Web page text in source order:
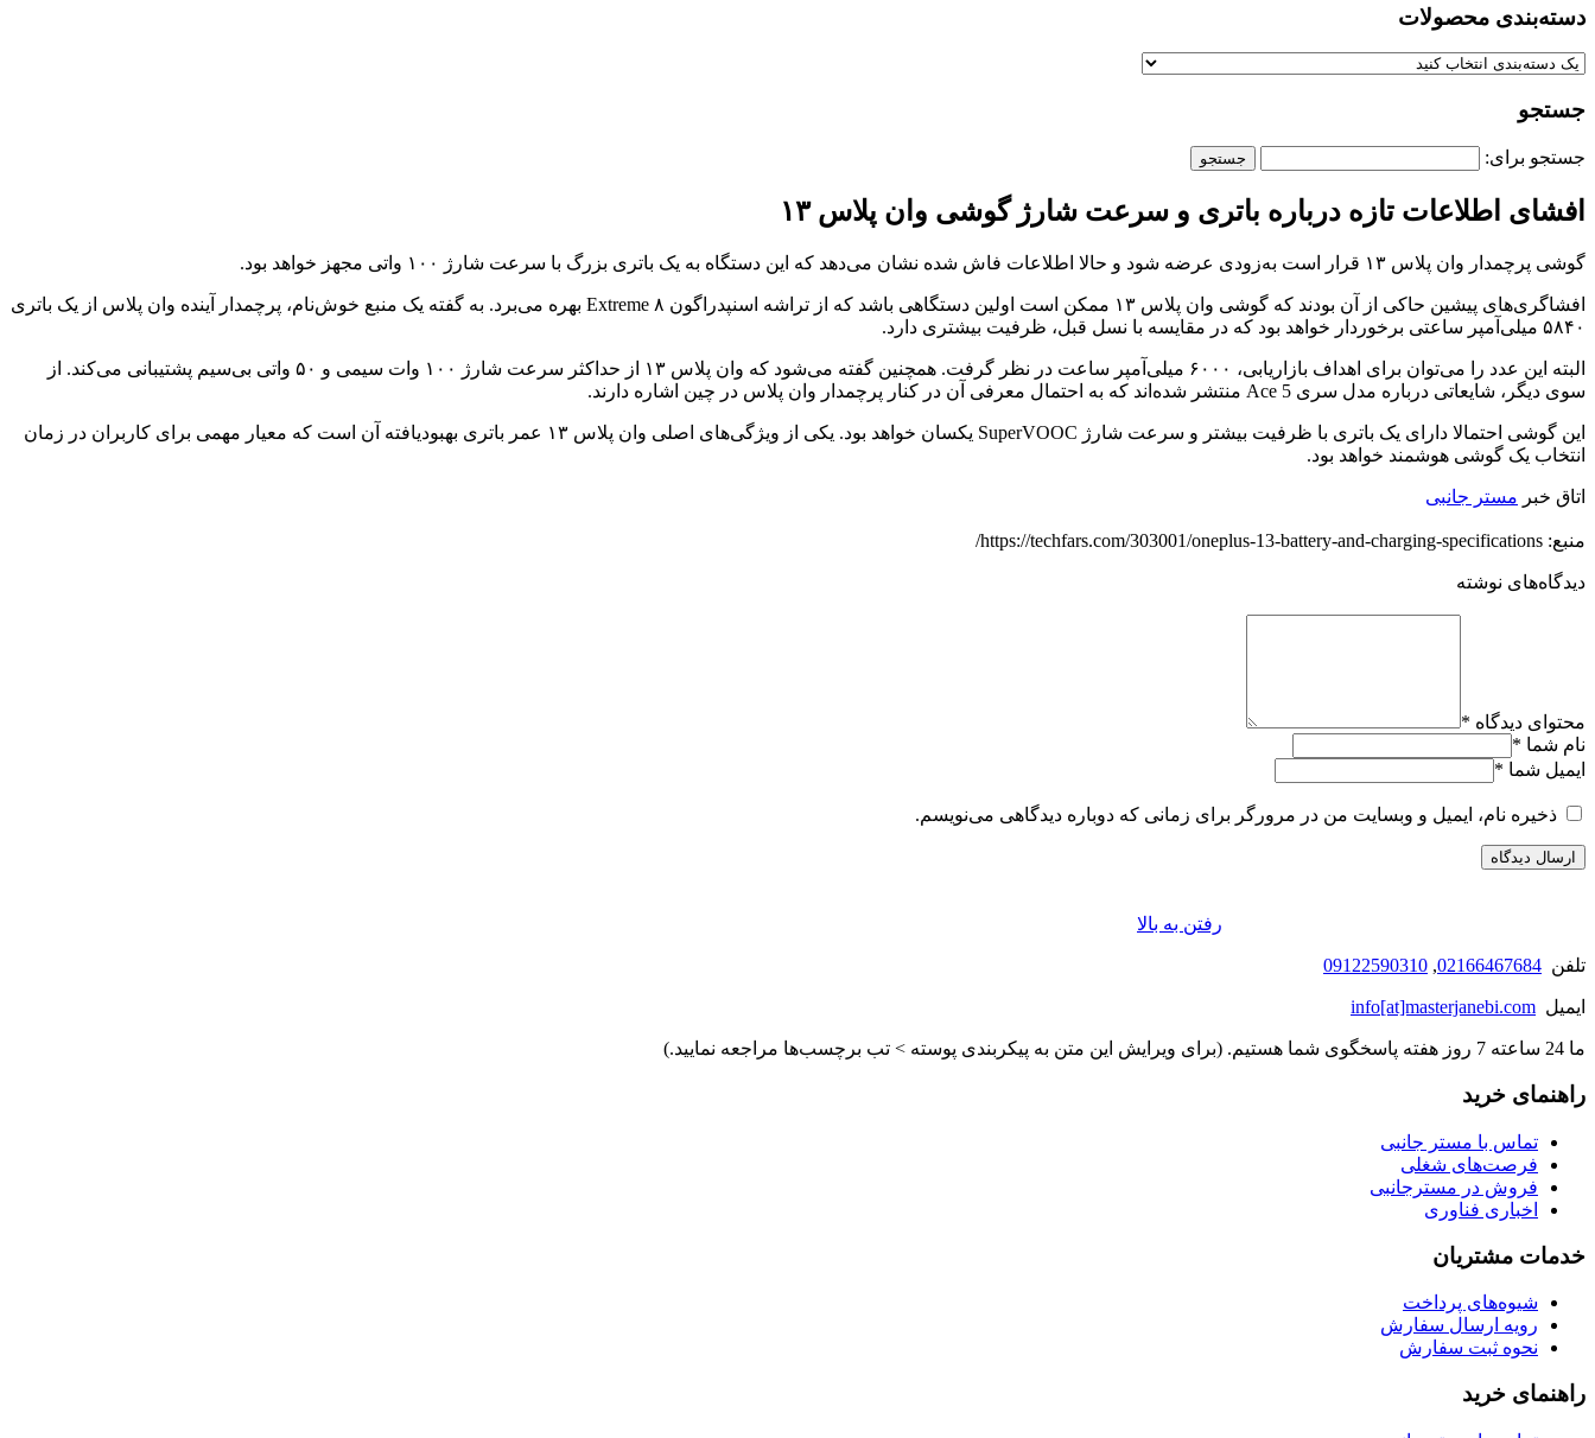
دسته‌بندی‌ محصولات
جستجو
جستجو برای:
افشای اطلاعات تازه درباره باتری و سرعت شارژ گوشی وان پلاس ۱۳
گوشی پرچمدار وان پلاس ۱۳ قرار است به‌زودی عرضه شود و حالا اطلاعات فاش شده نشان می‌دهد که این دستگاه به یک باتری بزرگ با سرعت شارژ ۱۰۰ واتی مجهز خواهد بود.
افشاگری‌های پیشین حاکی از آن بودند که گوشی وان پلاس ۱۳ ممکن است اولین دستگاهی باشد که از تراشه اسنپدراگون ۸ Extreme بهره می‌برد. به گفته یک منبع خوش‌نام، پرچمدار آینده وان پلاس از یک باتری
۵۸۴۰ میلی‌آمپر ساعتی برخوردار خواهد بود که در مقایسه با نسل قبل، ظرفیت بیشتری دارد.
البته این عدد را می‌توان برای اهداف بازاریابی، ۶۰۰۰ میلی‌آمپر ساعت در نظر گرفت. همچنین گفته می‌شود که وان پلاس ۱۳ از حداکثر سرعت شارژ ۱۰۰ وات سیمی و ۵۰ واتی بی‌سیم پشتیبانی می‌کند. از
سوی دیگر، شایعاتی درباره مدل سری Ace 5 منتشر شده‌اند که به احتمال معرفی آن در کنار پرچمدار وان پلاس در چین اشاره دارند.
این گوشی احتمالا دارای یک باتری با ظرفیت بیشتر و سرعت شارژ SuperVOOC یکسان خواهد بود. یکی از ویژگی‌های اصلی وان پلاس ۱۳ عمر باتری بهبودیافته آن است که معیار مهمی برای کاربران در زمان
انتخاب یک گوشی هوشمند خواهد بود.
اتاق خبر مستر جانبی
منبع: https://techfars.com/303001/oneplus-13-battery-and-charging-specifications/
دیدگاه‌های نوشته
محتوای دیدگاه *
نام شما *
ایمیل شما *
ذخیره نام، ایمیل و وبسایت من در مرورگر برای زمانی که دوباره دیدگاهی می‌نویسم.
رفتن به بالا
تلفن 02166467684
,
09122590310
ایمیل info[at]masterjanebi.com
ما 24 ساعته 7 روز هفته پاسخگوی شما هستیم. (برای ویرایش این متن به پیکربندی پوسته > تب برچسب‌ها مراجعه نمایید.)
راهنمای خرید
تماس با مستر جانبی
فرصت‌های شغلی
فروش در مسترجانبی
اخباری فناوری
خدمات مشتریان
شیوه‌های پرداخت
رویه ارسال سفارش
نحوه ثبت سفارش
راهنمای خرید